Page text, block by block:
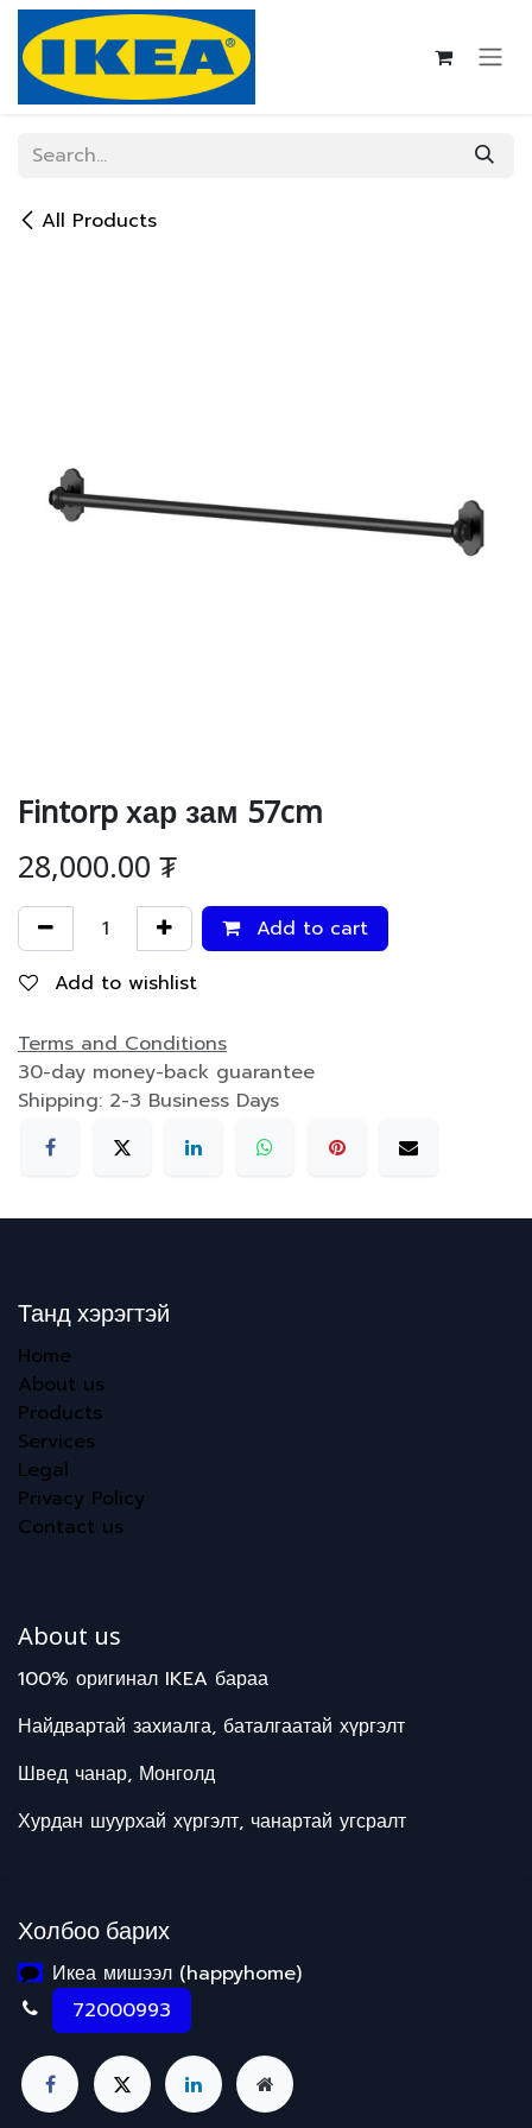
Skip to Content
All Products
Fintorp хар зам 57cm
28,000.00₮
Add to cart
Add to wishlist
Terms and Conditions
30-day money-back guarantee
Shipping: 2-3 Business Days
Танд хэрэгтэй
Home
About us
Products
Services
Legal
Privacy Policy
Contact us
About us
100% оригинал IKEA бараа
Найдвартай захиалга, баталгаатай хүргэлт
Швед чанар, Монголд
Хурдан шуурхай хүргэлт, чанартай угсралт
Холбоо барих
Икеа мишээл (happyhome)
72000993